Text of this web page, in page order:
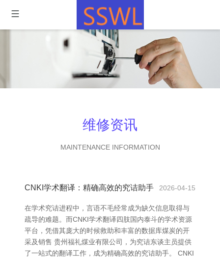
维修资讯
MAINTENANCE INFORMATION
CNKI学术翻译：精确高效的究诘助手 2026-04-15
在学术究诘进程中，言语不毛经常成为缺欠信息取得与
疏导的难题。而CNKI学术翻译四肢国内泰斗的学术资源
平台，凭借其庞大的时候救助和丰富的数据库煤炭的开
采及销售 贵州福礼煤业有限公司，为究诘东谈主员提供
了一站式的翻译工作，成为精确高效的究诘助手。 CNKI